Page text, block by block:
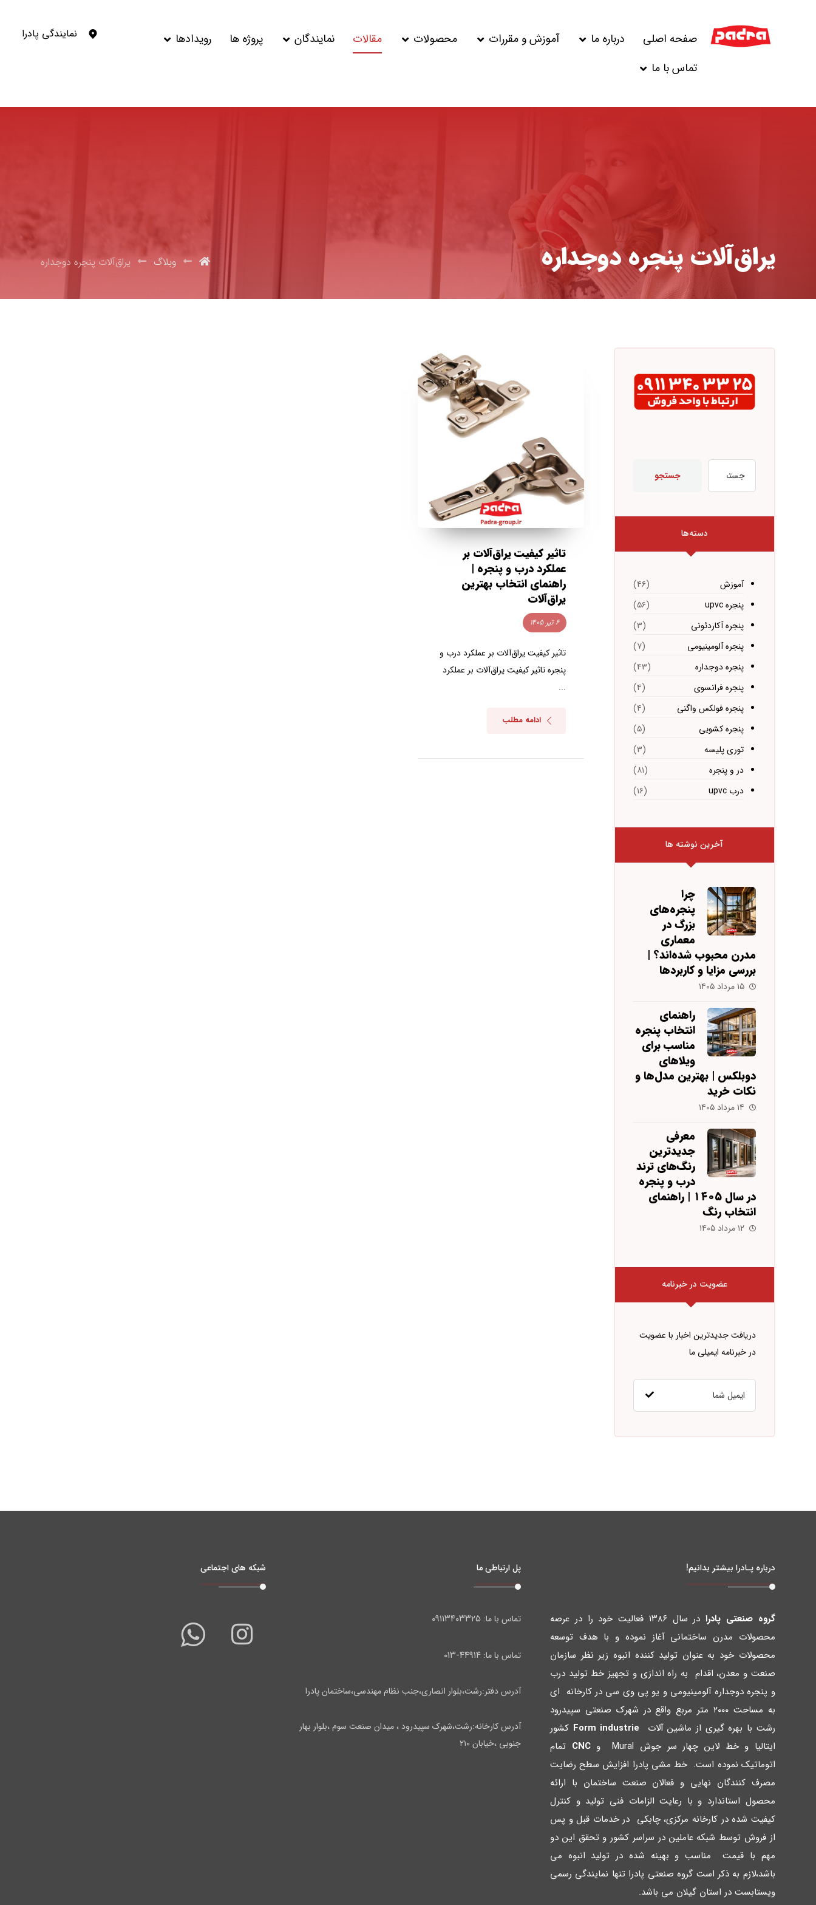
صفحه اصلی درباره ما آموزش و مقررات محصولات مقالات نمایندگان پروژه ها
رویدادها
تماس با ما
نمایندگی پادرا
یراق‌آلات پنجره دوجداره وبلاگ یراق‌آلات پنجره دوجداره
تاثیر کیفیت یراق‌آلات بر
عملکرد درب و پنجره |
راهنمای انتخاب بهترین
یراق‌آلات
۶ تیر ۱۴۰۵
تاثیر کیفیت یراق‌آلات بر عملکرد درب و
پنجره تاثیر کیفیت یراق‌آلات بر عملکرد
...
ادامه مطلب
جستجو
دسته‌ها
آموزش
(۴۶)
پنجره upvc
(۵۶)
پنجره آکاردئونی
(۳)
پنجره آلومینیومی
(۷)
پنجره دوجداره
(۴۳)
پنجره فرانسوی
(۴)
پنجره فولکس واگنی
(۴)
پنجره کشویی
(۵)
توری پلیسه
(۳)
در و پنجره
(۸۱)
درب upvc
(۱۶)
آخرین نوشته ها
چرا
پنجره‌های
بزرگ در
معماری
مدرن محبوب شده‌اند؟ |
بررسی مزایا و کاربردها
۱۵ مرداد ۱۴۰۵
راهنمای
انتخاب پنجره
مناسب برای
ویلاهای
دوبلکس | بهترین مدل‌ها و
نکات خرید
۱۴ مرداد ۱۴۰۵
معرفی
جدیدترین
رنگ‌های ترند
درب و پنجره
در سال ۱۴۰۵ | راهنمای
انتخاب رنگ
۱۲ مرداد ۱۴۰۵
عضویت در خبرنامه
دریافت جدیدترین اخبار با عضویت
در خبرنامه ایمیلی ما
درباره پـادرا بیشتر بدانیم!
گروه صنعتی پادرا
در سال ۱۳۸۶ فعالیت خود را در عرصه
محصولات مدرن ساختمانی آغاز نموده و با هدف توسعه
محصولات خود به عنوان تولید کننده انبوه زیر نظر سازمان
صنعت و معدن، اقدام به راه اندازي و تجهیز خط تولید درب
و پنجره دوجداره آلومینیومی و یو پی وي سی در کارخانه اي
به مساحت ۲۰۰۰ متر مربع واقع در شهرك صنعتی سپیدرود
رشت با بهره گیري از ماشین آلات Form industrie کشور
ایتالیا و خط لاین چهار سر جوش Mural و
CNC تمام
اتوماتیک نموده است. خط مشی پادرا افزایش سطح رضایت
مصرف کنندگان نهایی و فعالان صنعت ساختمان با ارائه
محصول استاندارد و با رعایت الزامات فنی تولید و کنترل
کیفیت شده در کارخانه مرکزي، چابکی در خدمات قبل و پس
از فروش توسط شبکه عاملین در سراسر کشور و تحقق این دو
مهم با قیمت مناسب و بهینه شده در تولید انبوه می
باشد،لازم به ذکر است گروه صنعتی پادرا تنها نمایندگی رسمی
ویستابست در استان گیلان می باشد.
پل ارتباطی ما
تماس با ما:۰۹۱۱۳۴۰۳۳۲۵
تماس با ما: ۴۴۹۱۴-۰۱۳
آدرس دفتر:رشت،بلوار انصاری،جنب نظام مهندسی،ساختمان پادرا
آدرس کارخانه:رشت،شهرک سپیدرود ، میدان صنعت سوم ،بلوار بهار
جنوبی ،خیابان ۲۱۰
شبکه های اجتماعی